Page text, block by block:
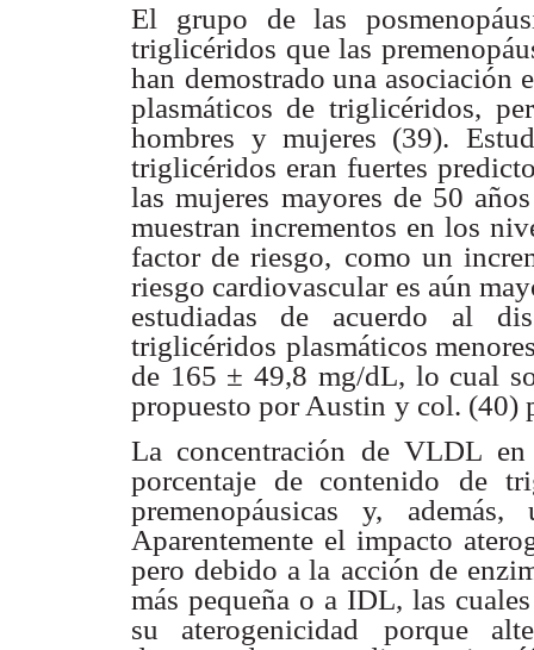
El grupo de las
triglicéridos que las
han demostrado una asociación
plasmáticos de triglicéridos,
hombres y mujeres (39).
triglicéridos eran fuertes
las mujeres mayores de 50
muestran incrementos en los
factor de riesgo, como un
riesgo cardiovascular es aún
estudiadas de acuerdo
al
triglicéridos plasmáticos
de 165 ± 49,8 mg/dL, lo cual
propuesto por Austin y col. (40)
La concentración de VLDL en
porcentaje de contenido
de
premenopáusicas y,
Aparentemente el impacto
pero debido a la acción de
más pequeña o a IDL, las
su aterogenicidad
porque